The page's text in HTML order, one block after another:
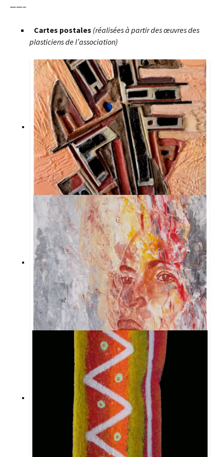
——–
Cartes postales (réalisées à partir des œuvres des
plasticiens de l’association)